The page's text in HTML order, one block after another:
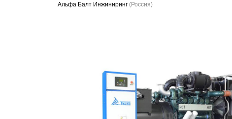
Альфа Балт Инжиниринг (Россия)